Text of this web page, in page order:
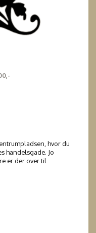
hvor du
handelsgade. Jo
er der over til